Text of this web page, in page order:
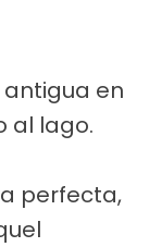
en
al lago.
perfecta,